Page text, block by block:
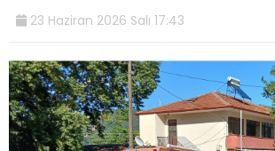
23 Haziran 2026 Salı 17:43